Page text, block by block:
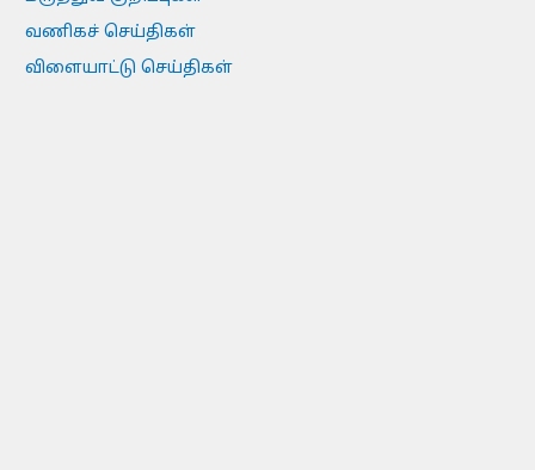
வணிகச் செய்திகள்
விளையாட்டு செய்திகள்